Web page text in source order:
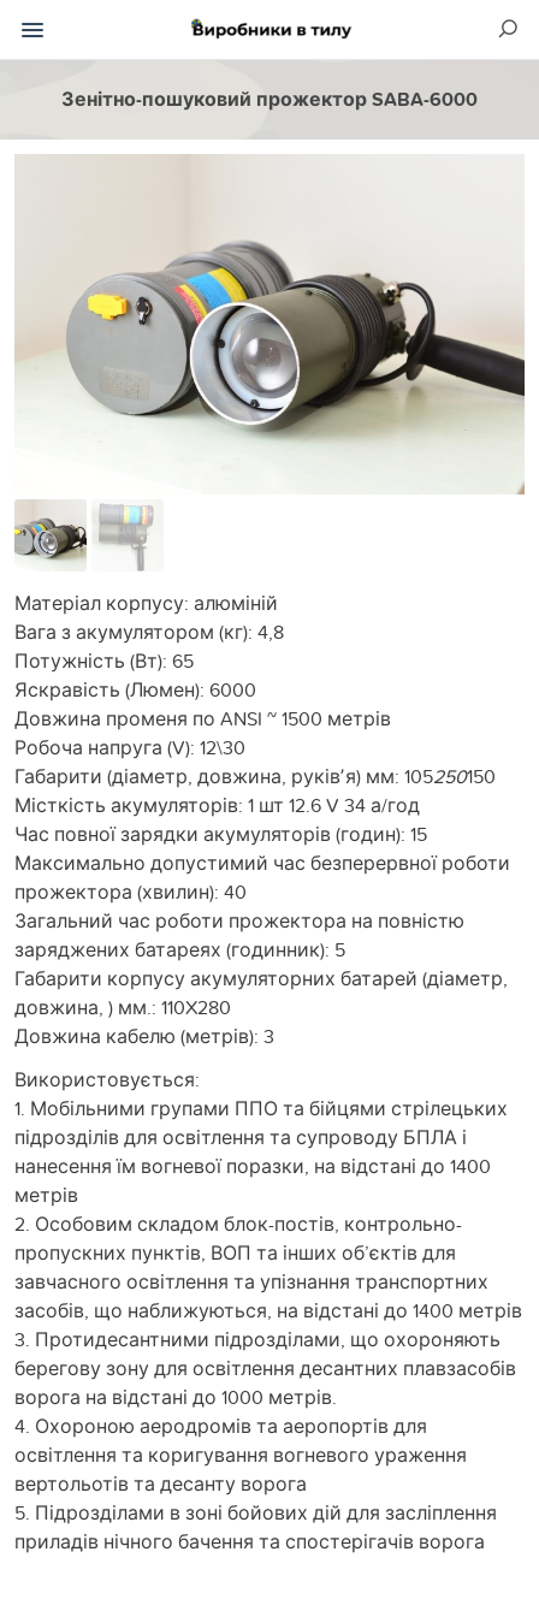
Зенітно-пошуковий прожектор SABA-6000
Матеріал корпусу: алюміній
Вага з акумулятором (кг): 4,8
Потужність (Вт): 65
Яскравість (Люмен): 6000
Довжина променя по ANSI ~ 1500 метрів
Робоча напруга (V): 12\30
Габарити (діаметр, довжина, руківʼя) мм: 105250150
Місткість акумуляторів: 1 шт 12.6 V 34 а/год
Час повної зарядки акумуляторів (годин): 15
Максимально допустимий час безперервної роботи
прожектора (хвилин): 40
Загальний час роботи прожектора на повністю
заряджених батареях (годинник): 5
Габарити корпусу акумуляторних батарей (діаметр,
довжина, ) мм.: 110X280
Довжина кабелю (метрів): 3
Використовується:
1. Мобільними групами ППО та бійцями стрілецьких
підрозділів для освітлення та супроводу БПЛА і
нанесення їм вогневої поразки, на відстані до 1400
метрів
2. Особовим складом блок-постів, контрольно-
пропускних пунктів, ВОП та інших об’єктів для
завчасного освітлення та упізнання транспортних
засобів, що наближуються, на відстані до 1400 метрів
3. Протидесантними підрозділами, що охороняють
берегову зону для освітлення десантних плавзасобів
ворога на відстані до 1000 метрів.
4. Охороною аеродромів та аеропортів для
освітлення та коригування вогневого ураження
вертольотів та десанту ворога
5. Підрозділами в зоні бойових дій для засліплення
приладів нічного бачення та спостерігачів ворога